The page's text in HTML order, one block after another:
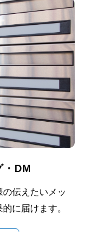
・DM
伝えたいメッ
に届けます。